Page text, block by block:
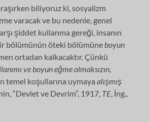
biliyoruz ki, sosyalizm
varacak ve bu nedenle, genel
şiddet kullanma gereği, insanın
bölümünün öteki bölümüne boyun
ortadan kalkacaktır. Çünkü
ve boyun eğmeolmaksızın
temel koşullarına uymayaalışmış
“Devlet ve Devrim”, 1917, TE , İng.,